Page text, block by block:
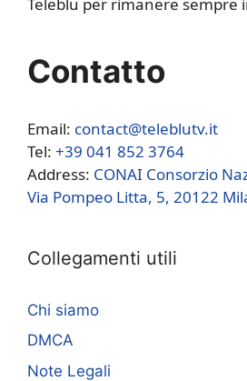
Contatto
Email: contact@teleblutv.it
Tel: +39 041 852 3764
Address: CONAI Consorzio
Via Pompeo Litta, 5, 20122
Collegamenti utili
Chi siamo
DMCA
Note Legali